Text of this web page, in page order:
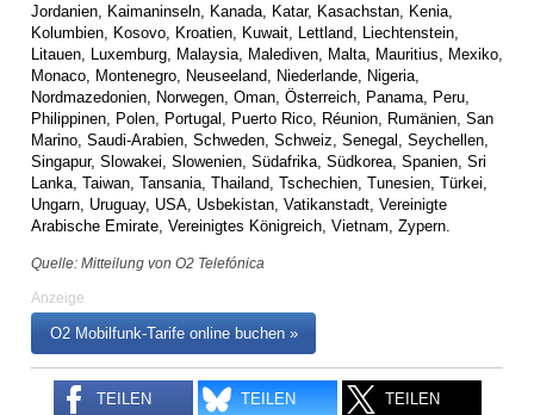
Jordanien, Kaimaninseln, Kanada, Katar, Kasachstan, Kenia,
Kolumbien, Kosovo, Kroatien, Kuwait, Lettland, Liechtenstein,
Litauen, Luxemburg, Malaysia, Malediven, Malta, Mauritius, Mexiko,
Monaco, Montenegro, Neuseeland, Niederlande, Nigeria,
Nordmazedonien, Norwegen, Oman, Österreich, Panama, Peru,
Philippinen, Polen, Portugal, Puerto Rico, Réunion, Rumänien, San
Marino, Saudi-Arabien, Schweden, Schweiz, Senegal, Seychellen,
Singapur, Slowakei, Slowenien, Südafrika, Südkorea, Spanien, Sri
Lanka, Taiwan, Tansania, Thailand, Tschechien, Tunesien, Türkei,
Ungarn, Uruguay, USA, Usbekistan, Vatikanstadt, Vereinigte
Arabische Emirate, Vereinigtes Königreich, Vietnam, Zypern.
Quelle: Mitteilung von O2 Telefónica
Anzeige
O2 Mobilfunk-Tarife online buchen »
TEILEN TEILEN TEILEN